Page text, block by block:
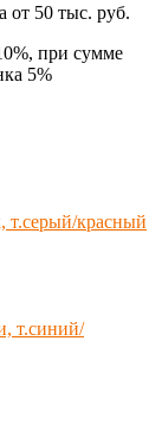
от 50 тыс. руб.
, при сумме
5%
красный
т.синий/